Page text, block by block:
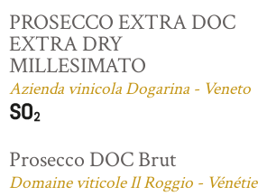
PROSECCO EXTRA DOC
EXTRA DRY
MILLESIMATO
Azienda vinicola Dogarina - Veneto
Prosecco DOC Brut
Domaine viticole Il Roggio - Vénétie